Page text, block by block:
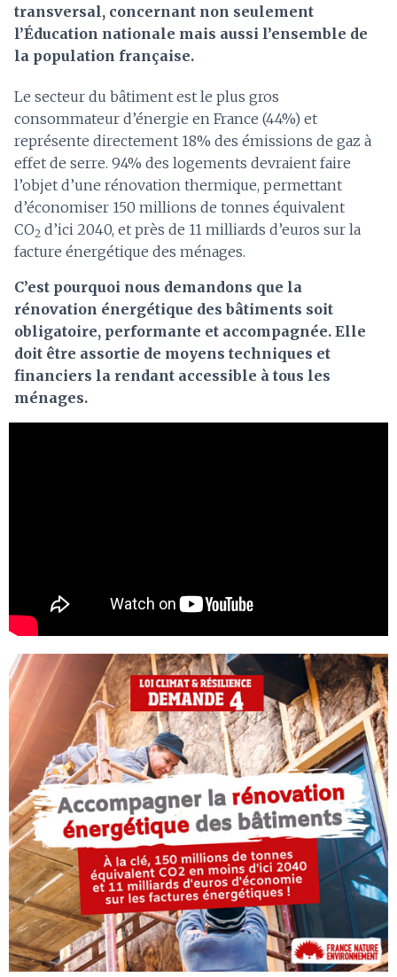
transversal, concernant non seulement
l’Éducation nationale mais aussi l’ensemble de
la population française.
Le secteur du bâtiment est le plus gros
consommateur d’énergie en France (44%) et
représente directement 18% des émissions de gaz à
effet de serre. 94% des logements devraient faire
l’objet d’une rénovation thermique, permettant
d’économiser 150 millions de tonnes équivalent
CO2 d’ici 2040, et près de 11 milliards d’euros sur la
facture énergétique des ménages.
C’est pourquoi nous demandons que la
rénovation énergétique des bâtiments soit
obligatoire, performante et accompagnée. Elle
doit être assortie de moyens techniques et
financiers la rendant accessible à tous les
ménages.